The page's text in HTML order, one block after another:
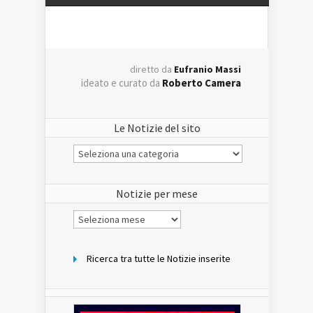
diretto da Eufranio Massi
ideato e curato da Roberto Camera
Le Notizie del sito
Le
Notizie
Notizie per mese
Notizie
per
Ricerca tra tutte le Notizie inserite